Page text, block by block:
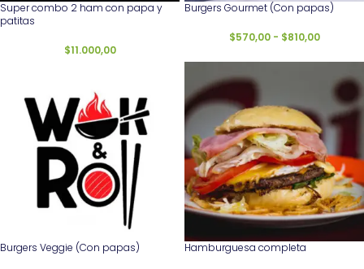
Super combo 2 ham con papa y
patitas
$11.000,00
Burgers Gourmet (Con papas)
$570,00 - $810,00
Burgers Veggie (Con papas) Hamburguesa completa